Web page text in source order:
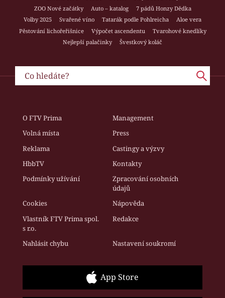
ZOO Nové začátky
Auto – katalog
7 pádů Honzy Dědka
Volby 2025
Svařené víno Tatarák podle Pohlreicha
Aloe vera
Pěstování lichořeřišnice
Výpočet ascendentu
Tvarohové knedlíky
Nejlepší palačinky
Švestkový koláč
O FTV Prima
Management
Volná místa
Press
Reklama
Castingy a výzvy
HbbTV
Kontakty
Podmínky užívání
Zpracování osobních
údajů
Cookies
Nápověda
Vlastník FTV Prima spol.
s r.o.
Redakce
Nahlásit chybu Nastavení soukromí
App Store